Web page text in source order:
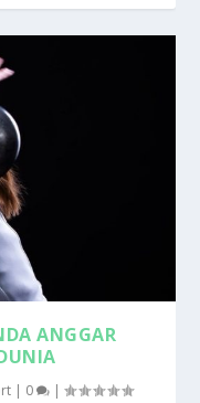
ANGGAR
| 0 |